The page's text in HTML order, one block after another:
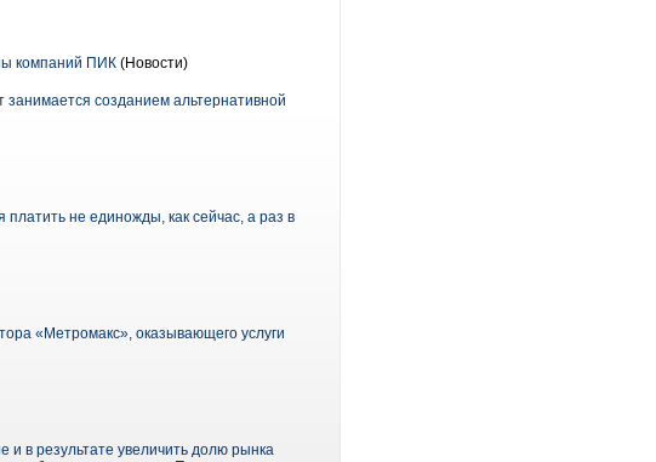
компаний ПИК (Новости)
созданием альтернативной
не единожды, как сейчас, а раз в
«Метромакс», оказывающего услуги
и в результате увеличить долю рынка